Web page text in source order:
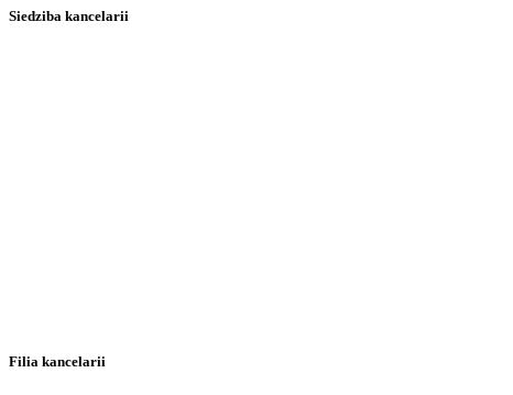
Siedziba kancelarii
Filia kancelarii